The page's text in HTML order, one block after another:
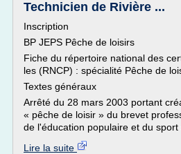
Technicien de Rivière ...
Inscription
BP JEPS Pêche de loisirs
Fiche du réper­toire natio­nal des
les (RNCP) : spé­cia­lité Pêche de
Textes géné­raux
Arrêté du 28 mars 2003 por­tant
« pêche de loi­sir » du bre­vet
de l'éducation popu­laire et du sport
Lire la suite